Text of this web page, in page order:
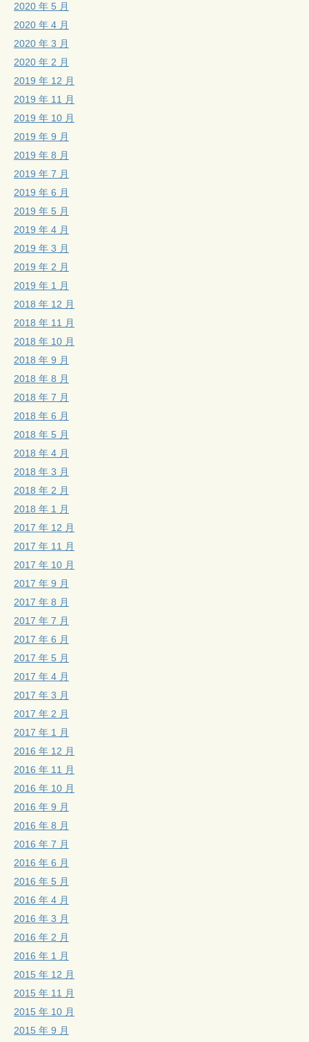
2020 年 5 月
2020 年 4 月
2020 年 3 月
2020 年 2 月
2019 年 12 月
2019 年 11 月
2019 年 10 月
2019 年 9 月
2019 年 8 月
2019 年 7 月
2019 年 6 月
2019 年 5 月
2019 年 4 月
2019 年 3 月
2019 年 2 月
2019 年 1 月
2018 年 12 月
2018 年 11 月
2018 年 10 月
2018 年 9 月
2018 年 8 月
2018 年 7 月
2018 年 6 月
2018 年 5 月
2018 年 4 月
2018 年 3 月
2018 年 2 月
2018 年 1 月
2017 年 12 月
2017 年 11 月
2017 年 10 月
2017 年 9 月
2017 年 8 月
2017 年 7 月
2017 年 6 月
2017 年 5 月
2017 年 4 月
2017 年 3 月
2017 年 2 月
2017 年 1 月
2016 年 12 月
2016 年 11 月
2016 年 10 月
2016 年 9 月
2016 年 8 月
2016 年 7 月
2016 年 6 月
2016 年 5 月
2016 年 4 月
2016 年 3 月
2016 年 2 月
2016 年 1 月
2015 年 12 月
2015 年 11 月
2015 年 10 月
2015 年 9 月